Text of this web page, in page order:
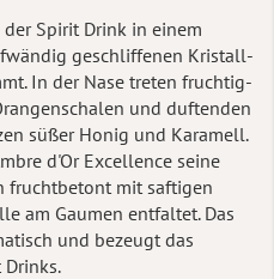
Spirit Drink in einem
geschliffenen Kristall-
In der Nase treten fruchtig-
und duftenden
süßer Honig und Karamell.
d'Or Excellence seine
fruchtbetont mit saftigen
am Gaumen entfaltet. Das
und bezeugt das